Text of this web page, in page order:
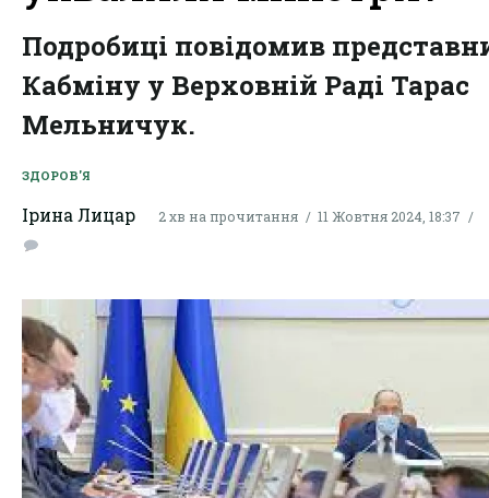
Подробиці повідомив
Кабміну у Верховній Раді Тарас
Мельничук.
ЗДОРОВ'Я
Ірина Лицар 2 хв на прочитання 11 Жовтня 2024, 18:37